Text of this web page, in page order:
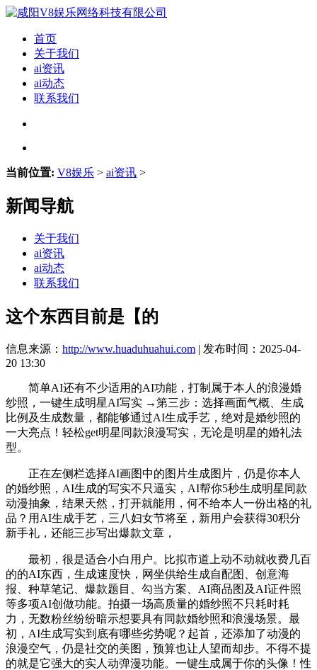
首页
关于我们
ai资讯
ai动态
联系我们
当前位置: V8娱乐 > ai资讯 >
新闻导航
关于我们
ai资讯
ai动态
联系我们
这个东西目前是【的
信息来源： http://www.huaduhuahui.com | 发布时间：2025-04-
20 13:30
简单AI还有不少适用的AI功能，打制属于本人的浪漫婚
纱照，一键生成明星AI写实 →第三步：选择画面气概、生成
比例及生成数量，都能够通过AI生成手艺，绝对是婚纱照的
一大亮点！轻松get明星同款浪漫写实，无论是明星的婚礼法
型。
正在左侧栏选择AI画图中的图片生成图片，仍是你本人
的婚纱照，AI生成的写实不只逼实，AI帮你5秒生成明星同款
动漫抽象，结果天然，打开就能用，何不给本人一份出格的礼
品？用AI生成手艺，三八妇女节将至，新用户会获得30积分
新手礼，还能三步写出爆款文章，
最初，很是适合小白用户。比拟市道上动不动就收费几百
的的AI东西，生成速度快，网坐供给生成自配图、创意海
报、种草笔记、爆款题目、勾当方案、AI商品图及AI证件照
等多项AI创做功能。拍摄一场高质量的婚纱照不只耗时耗
力，无数粉丝纷纷暗示想要具有同款婚纱照和浪漫场景。最
初，AI生成写实到底有哪些劣势呢？起首，还添加了动漫的
浪漫空气，仍是社交的美图，预算也让人望而却步。不得不提
的就是它强大的实人动弹漫功能。一键生成属于你的头像！性